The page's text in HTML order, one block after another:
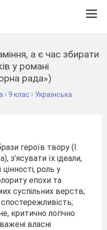
а є час збирати
у романі
рада»)
9 клас
Українська
героїв твору (І.
їх ідеали,
роль у
епохи та
суспільних верств;
критично логічно
власні